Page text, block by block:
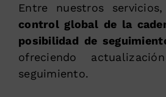
Entre nuestros
control global de la
posibilidad de
ofreciendo
seguimiento.